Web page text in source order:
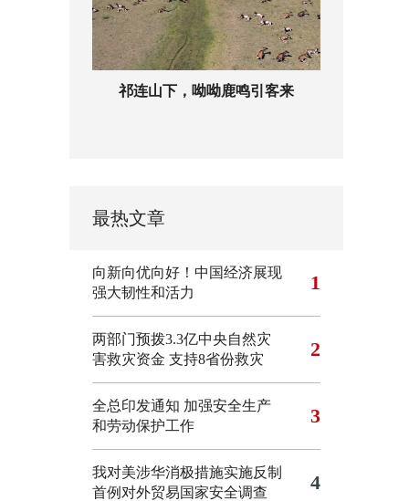
祁连山下，呦呦鹿鸣引客来
最热文章
向新向优向好！中国经济展现
强大韧性和活力
1
两部门预拨3.3亿中央自然灾
害救灾资金 支持8省份救灾
2
全总印发通知 加强安全生产
和劳动保护工作
3
我对美涉华消极措施实施反制
首例对外贸易国家安全调查
4